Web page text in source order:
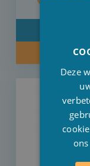
Deze